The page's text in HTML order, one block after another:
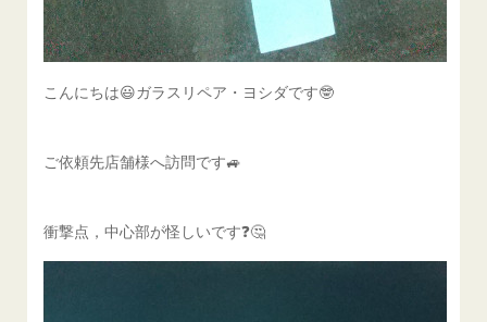
こんにちは😃ガラスリペア・ヨシダです🤓
ご依頼先店舗様へ訪問です🚙
衝撃点，中心部が怪しいです❓️🤔